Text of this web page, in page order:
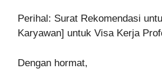
Perihal: Surat Rekomendasi
Karyawan] untuk Visa Kerja
Dengan hormat,